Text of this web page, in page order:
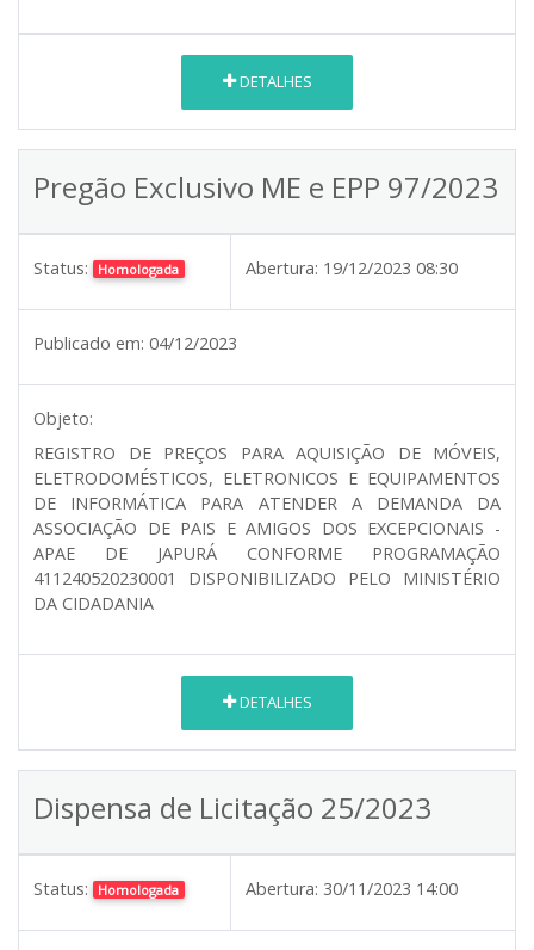
DETALHES
Pregão Exclusivo ME e EPP 97/2023
Status: Homologada Abertura: 19/12/2023 08:30
Publicado em: 04/12/2023
Objeto:
REGISTRO DE PREÇOS PARA AQUISIÇÃO DE MÓVEIS,
ELETRODOMÉSTICOS, ELETRONICOS E EQUIPAMENTOS
DE INFORMÁTICA PARA ATENDER A DEMANDA DA
ASSOCIAÇÃO DE PAIS E AMIGOS DOS EXCEPCIONAIS -
APAE DE JAPURÁ CONFORME PROGRAMAÇÃO
411240520230001 DISPONIBILIZADO PELO MINISTÉRIO
DA CIDADANIA
DETALHES
Dispensa de Licitação 25/2023
Status: Homologada Abertura: 30/11/2023 14:00